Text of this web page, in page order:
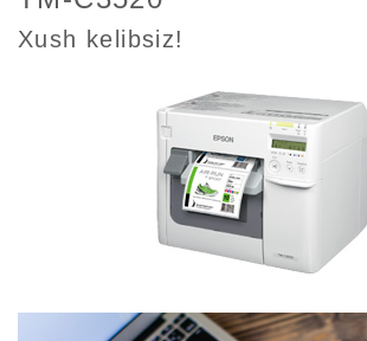
Xush kelibsiz!